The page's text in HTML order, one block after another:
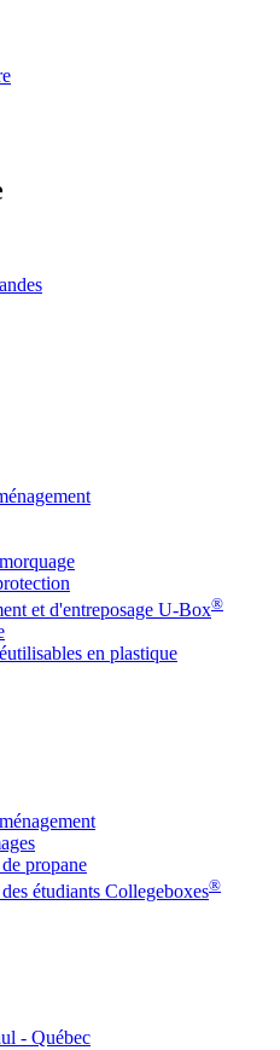
et d'entreposage U-Box®
en plastique
propane
étudiants Collegeboxes®
- Québec